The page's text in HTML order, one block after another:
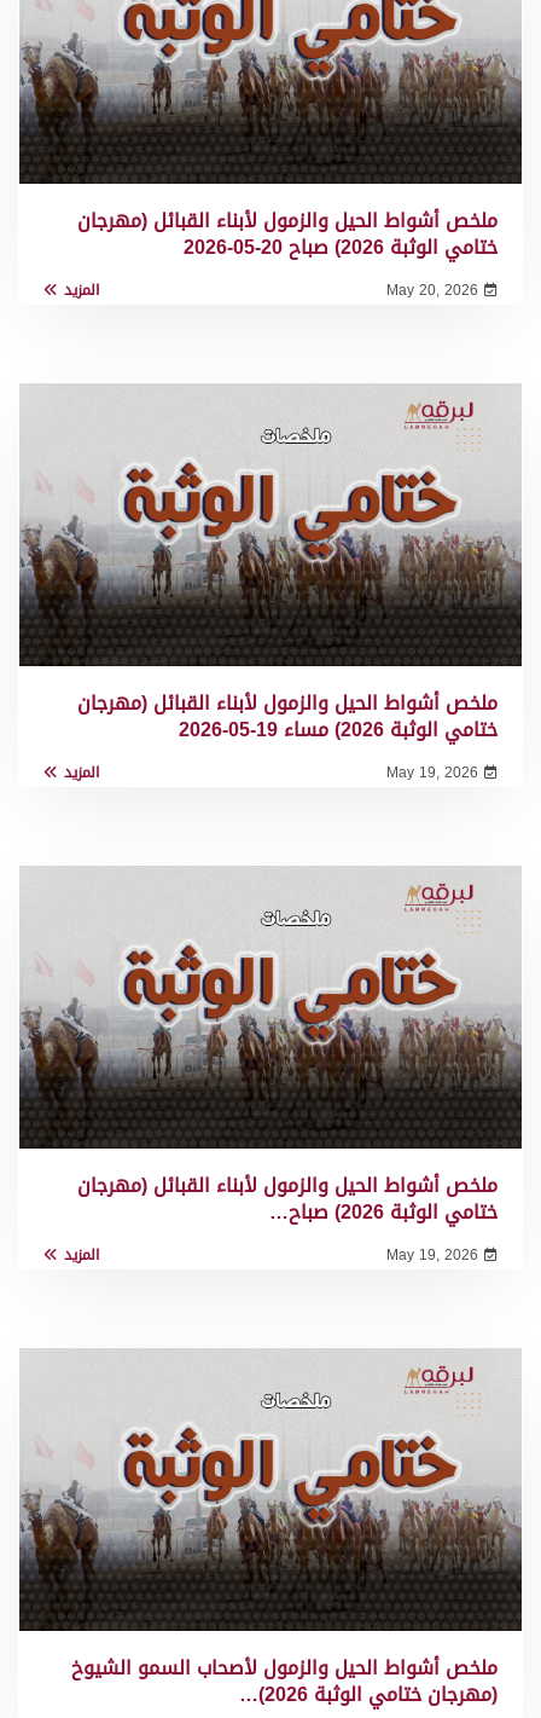
ملخص أشواط الحيل والزمول لأبناء القبائل (مهرجان
ختامي الوثبة 2026) صباح 20-05-2026
May 20, 2026 المزيد
ملخص أشواط الحيل والزمول لأبناء القبائل (مهرجان
ختامي الوثبة 2026) مساء 19-05-2026
May 19, 2026 المزيد
ملخص أشواط الحيل والزمول لأبناء القبائل (مهرجان
ختامي الوثبة 2026) صباح…
May 19, 2026 المزيد
ملخص أشواط الحيل والزمول لأصحاب السمو الشيوخ
(مهرجان ختامي الوثبة 2026)…